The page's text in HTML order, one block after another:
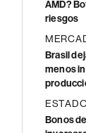
AMD?
riesgos
Brasil
menos
Bonos